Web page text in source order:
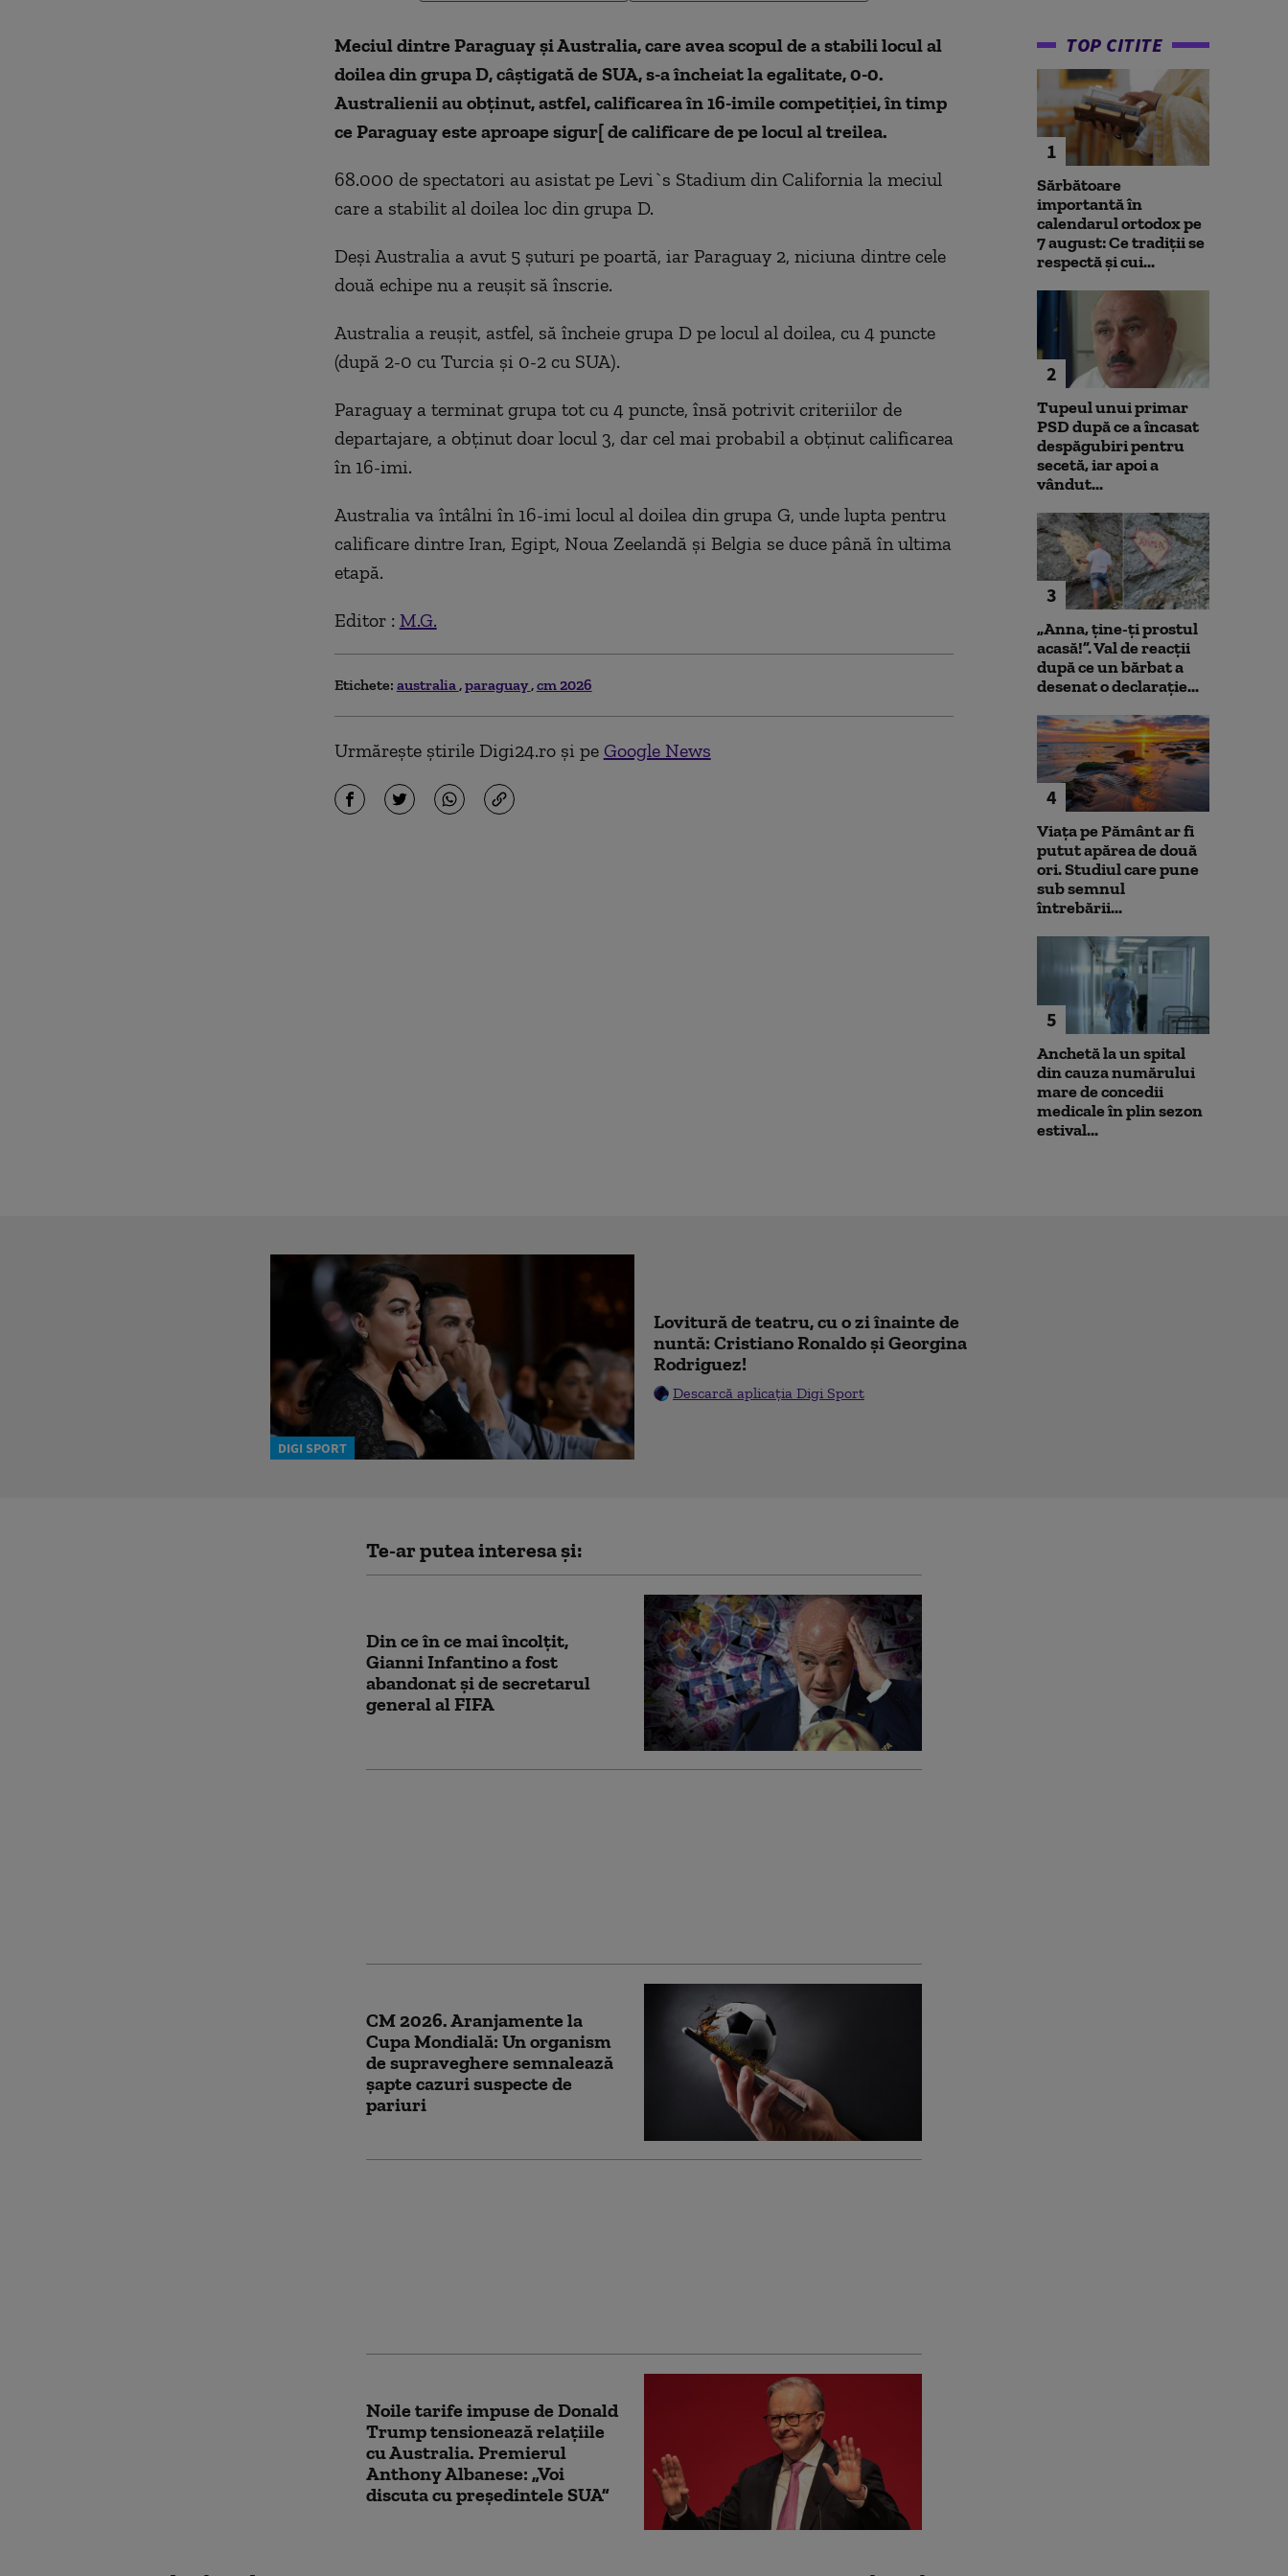
Meciul dintre Paraguay și Australia, care avea scopul de a stabili locul al
doilea din grupa D, câștigată de SUA, s-a încheiat la egalitate, 0-0.
Australienii au obținut, astfel, calificarea în 16-imile competiției, în timp
ce Paraguay este aproape sigur[ de calificare de pe locul al treilea.
68.000 de spectatori au asistat pe Levi`s Stadium din California la meciul
care a stabilit al doilea loc din grupa D.
Deși Australia a avut 5 șuturi pe poartă, iar Paraguay 2, niciuna dintre cele
două echipe nu a reușit să înscrie.
Australia a reușit, astfel, să încheie grupa D pe locul al doilea, cu 4 puncte
(după 2-0 cu Turcia și 0-2 cu SUA).
Paraguay a terminat grupa tot cu 4 puncte, însă potrivit criteriilor de
departajare, a obținut doar locul 3, dar cel mai probabil a obținut calificarea
în 16-imi.
Australia va întâlni în 16-imi locul al doilea din grupa G, unde lupta pentru
calificare dintre Iran, Egipt, Noua Zeelandă și Belgia se duce până în ultima
etapă.
Editor : M.G.
Etichete: australia paraguay cm 2026
Urmărește știrile Digi24.ro și pe Google News
TOP CITITE
1
Sărbătoare
importantă în
calendarul ortodox pe
7 august: Ce tradiții se
respectă și cui...
2
Tupeul unui primar
PSD după ce a încasat
despăgubiri pentru
secetă, iar apoi a
vândut...
3
„Anna, ţine-ţi prostul
acasă!”. Val de reacții
după ce un bărbat a
desenat o declarație...
4
Viața pe Pământ ar fi
putut apărea de două
ori. Studiul care pune
sub semnul
întrebării...
5
Anchetă la un spital
din cauza numărului
mare de concedii
medicale în plin sezon
estival...
DIGI SPORT
Lovitură de teatru, cu o zi înainte de
nuntă: Cristiano Ronaldo și Georgina
Rodriguez!
Descarcă aplicația Digi Sport
Te-ar putea interesa și:
Din ce în ce mai încolțit,
Gianni Infantino a fost
abandonat și de secretarul
general al FIFA
CM 2026. Aranjamente la
Cupa Mondială: Un organism
de supraveghere semnalează
șapte cazuri suspecte de
pariuri
Noile tarife impuse de Donald
Trump tensionează relațiile
cu Australia. Premierul
Anthony Albanese: „Voi
discuta cu președintele SUA”